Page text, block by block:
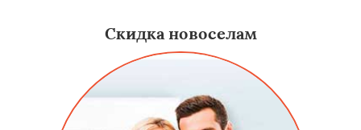
Скидка новоселам